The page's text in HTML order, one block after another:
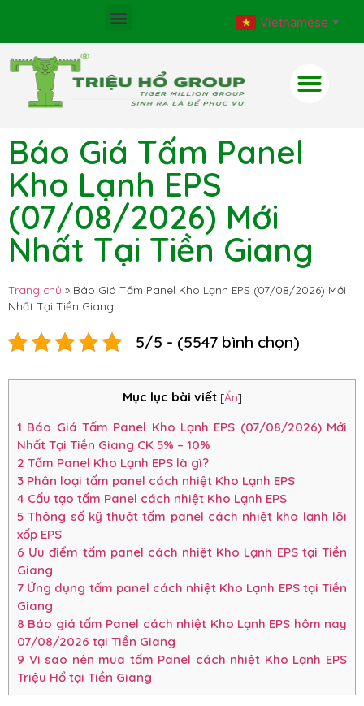
Vietnamese ▼
Báo Giá Tấm Panel
Kho Lạnh EPS
(07/08/2026) Mới
Nhất Tại Tiền Giang
Trang chủ » Báo Giá Tấm Panel Kho Lạnh EPS (07/08/2026) Mới
Nhất Tại Tiền Giang
5/5 - (5547 bình chọn)
Mục lục bài viết [Ẩn]
1 Báo Giá Tấm Panel Kho Lạnh EPS (07/08/2026) Mới
Nhất Tại Tiền Giang CK 5% – 10%
2 Tấm Panel Kho Lạnh EPS là gì?
3 Phân loại tấm panel cách nhiệt Kho Lạnh EPS
4 Cấu tạo tấm Panel cách nhiệt Kho Lạnh EPS
5 Thông số kỹ thuật tấm panel cách nhiệt kho lạnh lõi
xốp EPS
6 Ưu điểm tấm panel cách nhiệt Kho Lạnh EPS tại Tiền
Giang
7 Ứng dụng tấm panel cách nhiệt Kho Lạnh EPS tại Tiền
Giang
8 Báo giá tấm Panel cách nhiệt Kho Lạnh EPS hôm nay
07/08/2026 tại Tiền Giang
9 Vì sao nên mua tấm Panel cách nhiệt Kho Lạnh EPS
Triệu Hổ tại Tiền Giang